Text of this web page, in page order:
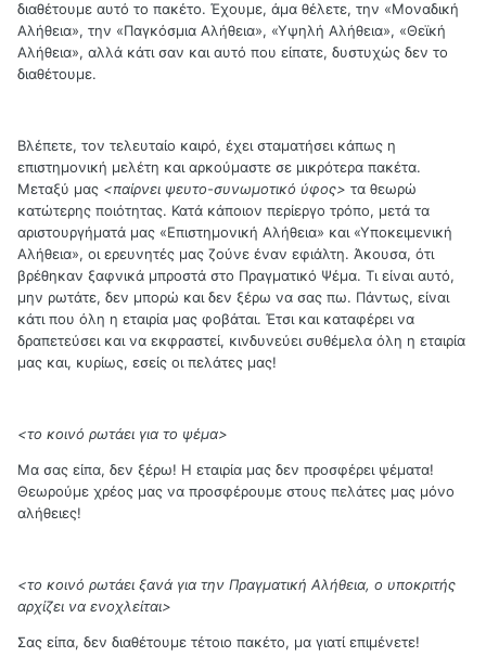
διαθέτουμε αυτό το πακέτο. Έχουμε, άμα θέλετε, την «Μοναδική
Αλήθεια», την «Παγκόσμια Αλήθεια», «Υψηλή Αλήθεια», «Θεϊκή
Αλήθεια», αλλά κάτι σαν και αυτό που είπατε, δυστυχώς δεν το
διαθέτουμε.
Βλέπετε, τον τελευταίο καιρό, έχει σταματήσει κάπως η
επιστημονική μελέτη και αρκούμαστε σε μικρότερα πακέτα.
Μεταξύ μας <παίρνει ψευτο-συνωμοτικό ύφος> τα θεωρώ
κατώτερης ποιότητας. Κατά κάποιον περίεργο τρόπο, μετά τα
αριστουργήματά μας «Επιστημονική Αλήθεια» και «Υποκειμενική
Αλήθεια», οι ερευνητές μας ζούνε έναν εφιάλτη. Άκουσα, ότι
βρέθηκαν ξαφνικά μπροστά στο Πραγματικό Ψέμα. Τι είναι αυτό,
μην ρωτάτε, δεν μπορώ και δεν ξέρω να σας πω. Πάντως, είναι
κάτι που όλη η εταιρία μας φοβάται. Έτσι και καταφέρει να
δραπετεύσει και να εκφραστεί, κινδυνεύει συθέμελα όλη η εταιρία
μας και, κυρίως, εσείς οι πελάτες μας!
<το κοινό ρωτάει για το ψέμα>
Μα σας είπα, δεν ξέρω! Η εταιρία μας δεν προσφέρει ψέματα!
Θεωρούμε χρέος μας να προσφέρουμε στους πελάτες μας μόνο
αλήθειες!
<το κοινό ρωτάει ξανά για την Πραγματική Αλήθεια, ο υποκριτής
αρχίζει να ενοχλείται>
Σας είπα, δεν διαθέτουμε τέτοιο πακέτο, μα γιατί επιμένετε!